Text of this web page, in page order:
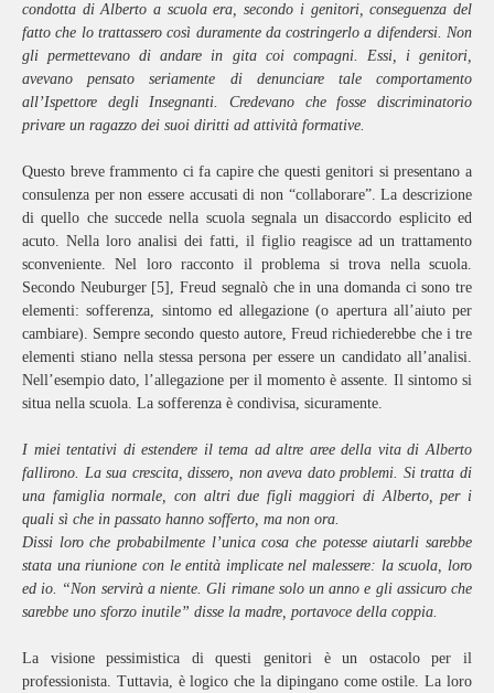
condotta di Alberto a scuola era, secondo i genitori, conseguenza del
fatto che lo trattassero così duramente da costringerlo a difendersi. Non
gli permettevano di andare in gita coi compagni. Essi, i genitori,
avevano pensato seriamente di denunciare tale comportamento
all’Ispettore degli Insegnanti. Credevano che fosse discriminatorio
privare un ragazzo dei suoi diritti ad attività formative.
Questo breve frammento ci fa capire che questi genitori si presentano a
consulenza per non essere accusati di non “collaborare”. La descrizione
di quello che succede nella scuola segnala un disaccordo esplicito ed
acuto. Nella loro analisi dei fatti, il figlio reagisce ad un trattamento
sconveniente. Nel loro racconto il problema si trova nella scuola.
Secondo Neuburger [5], Freud segnalò che in una domanda ci sono tre
elementi: sofferenza, sintomo ed allegazione (o apertura all’aiuto per
cambiare). Sempre secondo questo autore, Freud richiederebbe che i tre
elementi stiano nella stessa persona per essere un candidato all’analisi.
Nell’esempio dato, l’allegazione per il momento è assente. Il sintomo si
situa nella scuola. La sofferenza è condivisa, sicuramente.
I miei tentativi di estendere il tema ad altre aree della vita di Alberto
fallirono. La sua crescita, dissero, non aveva dato problemi. Si tratta di
una famiglia normale, con altri due figli maggiori di Alberto, per i
quali sì che in passato hanno sofferto, ma non ora.
Dissi loro che probabilmente l’unica cosa che potesse aiutarli sarebbe
stata una riunione con le entità implicate nel malessere: la scuola, loro
ed io. “Non servirà a niente. Gli rimane solo un anno e gli assicuro che
sarebbe uno sforzo inutile” disse la madre, portavoce della coppia.
La visione pessimistica di questi genitori è un ostacolo per il
professionista. Tuttavia, è logico che la dipingano come ostile. La loro